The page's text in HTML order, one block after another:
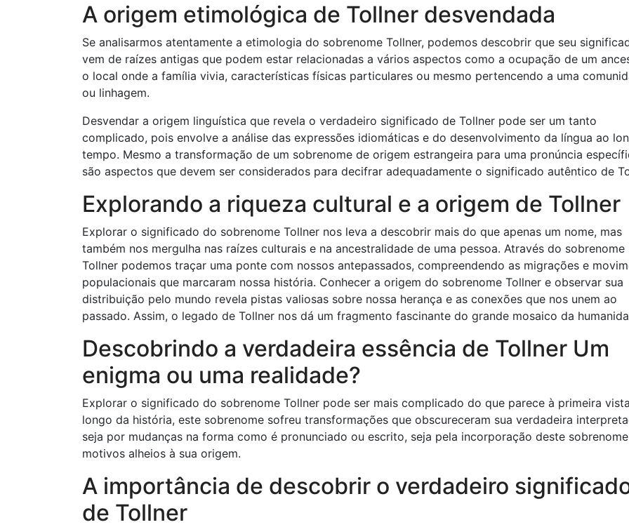
A origem etimológica de Tollner desvendada
Se analisarmos atentamente a etimologia do sobrenome Tollner, podemos descobrir que seu
vem de raízes antigas que podem estar relacionadas a vários aspectos como a ocupação de um
o local onde a família vivia, características físicas particulares ou mesmo pertencendo a uma
ou linhagem.
Desvendar a origem linguística que revela o verdadeiro significado de Tollner pode ser um tanto
complicado, pois envolve a análise das expressões idiomáticas e do desenvolvimento da língua ao
tempo. Mesmo a transformação de um sobrenome de origem estrangeira para uma pronúncia
são aspectos que devem ser considerados para decifrar adequadamente o significado autêntico de
Explorando a riqueza cultural e a origem de Tollner
Explorar o significado do sobrenome Tollner nos leva a descobrir mais do que apenas um nome, mas
também nos mergulha nas raízes culturais e na ancestralidade de uma pessoa. Através do sobrenome
Tollner podemos traçar uma ponte com nossos antepassados, compreendendo as migrações e
populacionais que marcaram nossa história. Conhecer a origem do sobrenome Tollner e observar sua
distribuição pelo mundo revela pistas valiosas sobre nossa herança e as conexões que nos unem ao
passado. Assim, o legado de Tollner nos dá um fragmento fascinante do grande mosaico da
Descobrindo a verdadeira essência de Tollner Um
enigma ou uma realidade?
Explorar o significado do sobrenome Tollner pode ser mais complicado do que parece à primeira
longo da história, este sobrenome sofreu transformações que obscureceram sua verdadeira
seja por mudanças na forma como é pronunciado ou escrito, seja pela incorporação deste
motivos alheios à sua origem.
A importância de descobrir o verdadeiro
de Tollner